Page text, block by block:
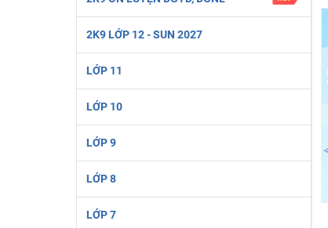
Học online lớp 2 với thầy cô giáo giỏi, nổi tiếng
2K6! Lộ Trình Sun 2024 - Ba bước luyện thi TN
Hot! Lễ hội đồng giá 449K - 499K toàn bộ khoá
Khuyến Mãi Khoá Học 1K Chỉ Từ 11-13/09/2024
Đồng giá khóa học 499K - 399K (13/11-15/11)
Khai giảng khóa Ngữ văn 7 - xây nền vững chắc
Luyện thi vào lớp 10 môn Toán, Văn, Hóa, Anh, Lý
2K9 LỚP 12 - SUN 2027
LỚP 11
LỚP 10
LỚP 9
LỚP 8
LỚP 7